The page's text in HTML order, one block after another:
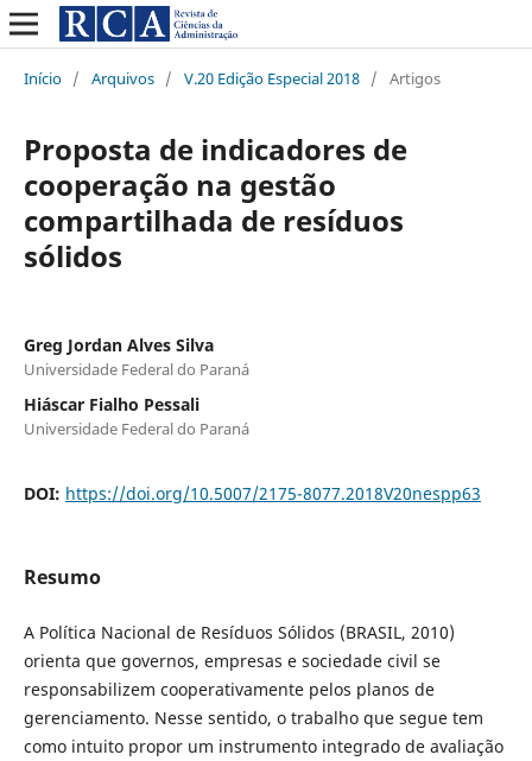
Início / Arquivos / V.20 Edição Especial 2018 / Artigos
Proposta de indicadores de
cooperação na gestão
compartilhada de resíduos
sólidos
Greg Jordan Alves Silva
Universidade Federal do Paraná
Hiáscar Fialho Pessali
Universidade Federal do Paraná
DOI: https://doi.org/10.5007/2175-8077.2018V20nespp63
Resumo
A Política Nacional de Resíduos Sólidos (BRASIL, 2010)
orienta que governos, empresas e sociedade civil se
responsabilizem cooperativamente pelos planos de
gerenciamento. Nesse sentido, o trabalho que segue tem
como intuito propor um instrumento integrado de avaliação